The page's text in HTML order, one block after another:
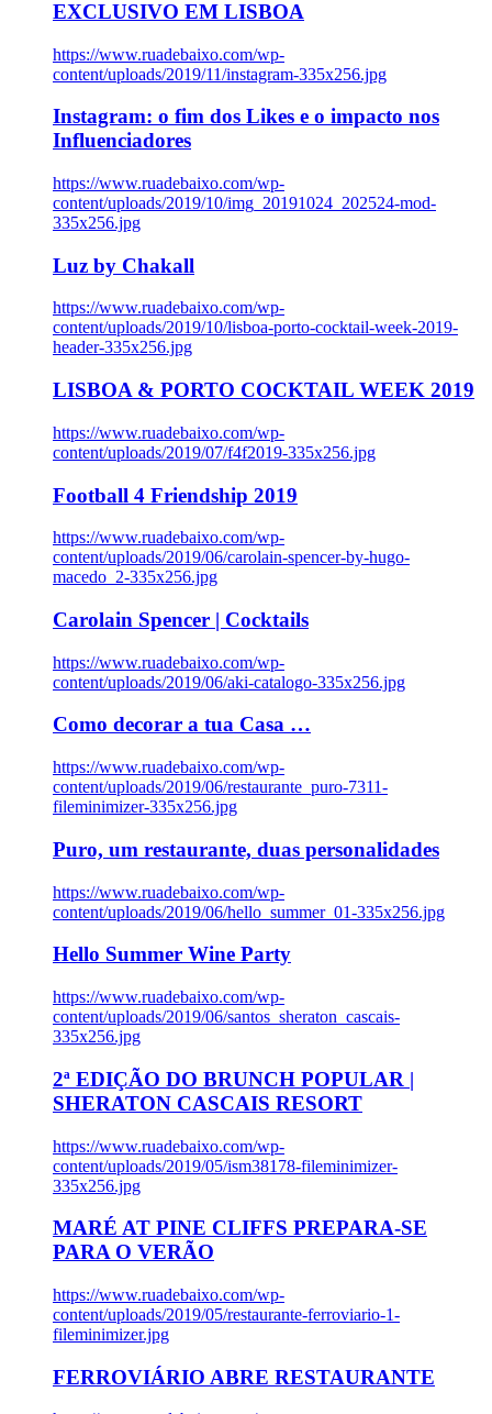
EXCLUSIVO EM LISBOA
https://www.ruadebaixo.com/wp-
content/uploads/2019/11/instagram-335x256.jpg
Instagram: o fim dos Likes e o impacto nos
Influenciadores
https://www.ruadebaixo.com/wp-
content/uploads/2019/10/img_20191024_202524-mod-
335x256.jpg
Luz by Chakall
https://www.ruadebaixo.com/wp-
content/uploads/2019/10/lisboa-porto-cocktail-week-2019-
header-335x256.jpg
LISBOA & PORTO COCKTAIL WEEK 2019
https://www.ruadebaixo.com/wp-
content/uploads/2019/07/f4f2019-335x256.jpg
Football 4 Friendship 2019
https://www.ruadebaixo.com/wp-
content/uploads/2019/06/carolain-spencer-by-hugo-
macedo_2-335x256.jpg
Carolain Spencer | Cocktails
https://www.ruadebaixo.com/wp-
content/uploads/2019/06/aki-catalogo-335x256.jpg
Como decorar a tua Casa …
https://www.ruadebaixo.com/wp-
content/uploads/2019/06/restaurante_puro-7311-
fileminimizer-335x256.jpg
Puro, um restaurante, duas personalidades
https://www.ruadebaixo.com/wp-
content/uploads/2019/06/hello_summer_01-335x256.jpg
Hello Summer Wine Party
https://www.ruadebaixo.com/wp-
content/uploads/2019/06/santos_sheraton_cascais-
335x256.jpg
2ª EDIÇÃO DO BRUNCH POPULAR |
SHERATON CASCAIS RESORT
https://www.ruadebaixo.com/wp-
content/uploads/2019/05/ism38178-fileminimizer-
335x256.jpg
MARÉ AT PINE CLIFFS PREPARA-SE
PARA O VERÃO
https://www.ruadebaixo.com/wp-
content/uploads/2019/05/restaurante-ferroviario-1-
fileminimizer.jpg
FERROVIÁRIO ABRE RESTAURANTE